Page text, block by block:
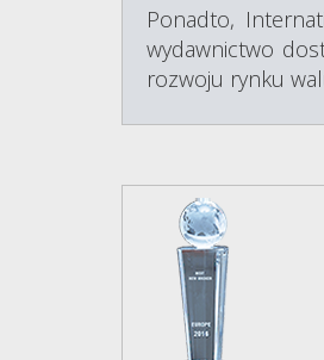
Ponadto,
wydawnictwo
rozwoju rynku